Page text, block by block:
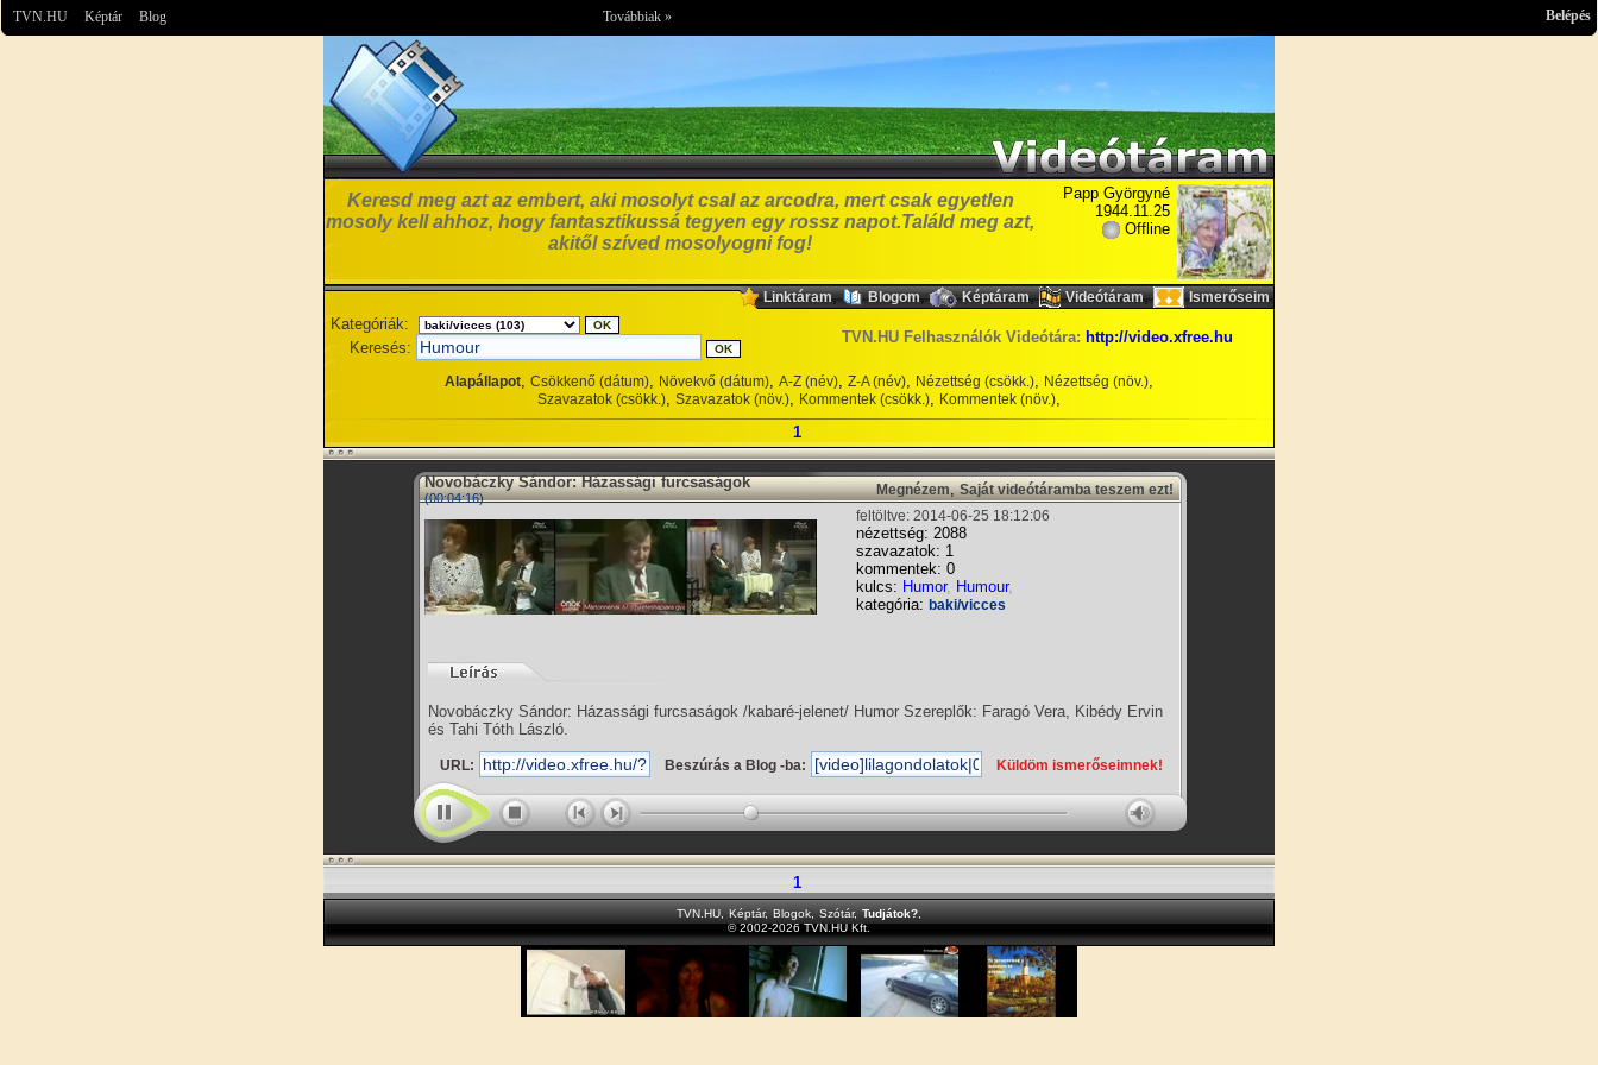
TVN.HU Képtár Blog Továbbiak » Belépés
Keresd meg azt az embert, aki mosolyt csal az arcodra, mert csak egyetlen
mosoly kell ahhoz, hogy fantasztikussá tegyen egy rossz napot.Találd meg azt,
akitől szíved mosolyogni fog!
Papp Györgyné
1944.11.25
Offline
Linktáram, Blogom, Képtáram, Videótáram, Ismerőseim
Kategóriák:
Keresés:
TVN.HU Felhasználók Videótára: http://video.xfree.hu
Alapállapot, Csökkenő (dátum), Növekvő (dátum), A-Z (név), Z-A (név), Nézettség (csökk.), Nézettség (növ.),
Szavazatok (csökk.), Szavazatok (növ.), Kommentek (csökk.), Kommentek (növ.),
1
Novobáczky Sándor: Házassági furcsaságok
(00:04:16) Megnézem,Saját videótáramba teszem ezt!
feltöltve: 2014-06-25 18:12:06
nézettség: 2088
szavazatok: 1
kommentek: 0
kulcs: Humor, Humour,
kategória: baki/vicces
Novobáczky Sándor: Házassági furcsaságok /kabaré-jelenet/ Humor Szereplők: Faragó Vera, Kibédy Ervin
és Tahi Tóth László.
URL: Beszúrás a Blog -ba: Küldöm ismerőseimnek!
1
TVN.HU Képtár, Blogok Szótár, Tudjátok?
© 2002-2026 TVN.HU Kft.